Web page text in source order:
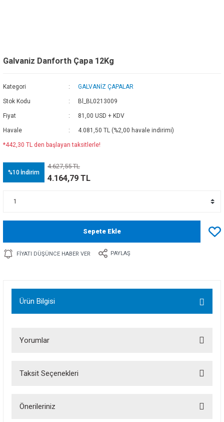
Galvaniz Danforth Çapa 12Kg
Kategori GALVANİZ ÇAPALAR
Stok Kodu Bl_BL0213009
Fiyat 81,00 USD + KDV
Havale 4.081,50 TL (%2,00 havale indirimi)
*442,30 TL den başlayan taksitlerle!
%10 İndirim
4.627,55 TL
4.164,79 TL
Sepete Ekle
FIYATI DÜŞÜNCE HABER VER PAYLAŞ
Ürün Bilgisi
Yorumlar
Taksit Seçenekleri
Önerileriniz